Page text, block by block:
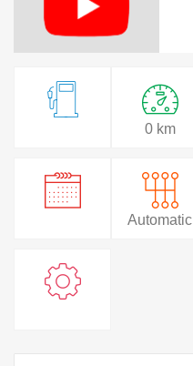
0 km
Automatic